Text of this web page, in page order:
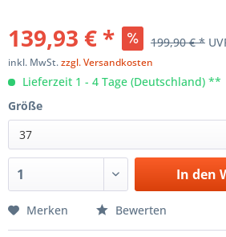
139,93 € * 199,90 € *
inkl. MwSt.zzgl. Versandkosten
Lieferzeit 1 - 4 Tage (Deutschland) **
Größe
37
In den
Merken Bewerten